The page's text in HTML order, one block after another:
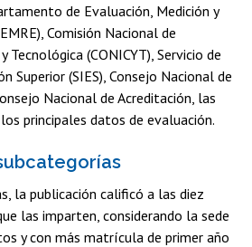
de Evaluación, Medición y
Comisión Nacional de
(CONICYT), Servicio de
Superior (SIES), Consejo Nacional de
Nacional de Acreditación, las
principales datos de evaluación.
la publicación calificó a las diez
las imparten, considerando la sede
y con más matrícula de primer año